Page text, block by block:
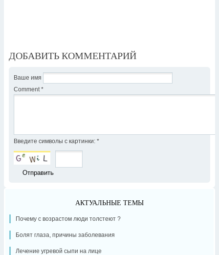
ДОБАВИТЬ КОММЕНТАРИЙ
Ваше имя
Comment *
Введите символы с картинки: *
АКТУАЛЬНЫЕ ТЕМЫ
Почему с возрастом люди толстеют ?
Болят глаза, причины заболевания
Лечение угревой сыпи на лице